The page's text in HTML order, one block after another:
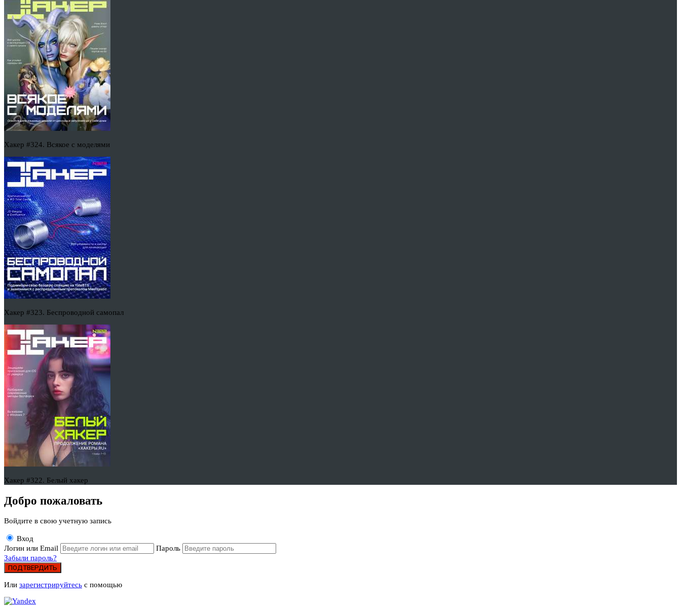
Хакер #324. Всякое с моделями
Хакер #323. Беспроводной самопал
Хакер #322. Белый хакер
Добро пожаловать
Войдите в свою учетную запись
Вход
Логин или Email
Пароль
Забыли пароль?
ПОДТВЕРДИТЬ
Или зарегистрируйтесь с помощью